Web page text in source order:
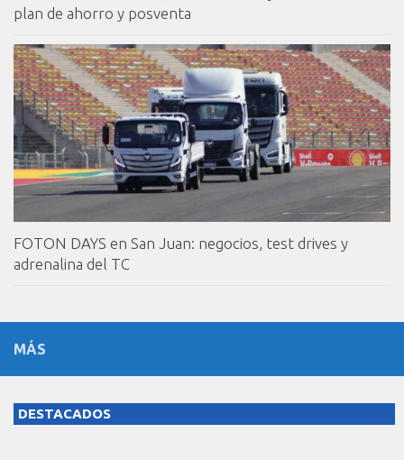
plan de ahorro y posventa
FOTON DAYS en San Juan: negocios, test drives y
adrenalina del TC
MÁS
DESTACADOS